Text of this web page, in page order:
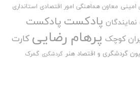
معاون هماهنگی امور اقتصادی استانداری
پادکست پادکست
کوچک پرهام رضایی کارت
گردشگری و اقتصاد هنر گردشگری گمرک